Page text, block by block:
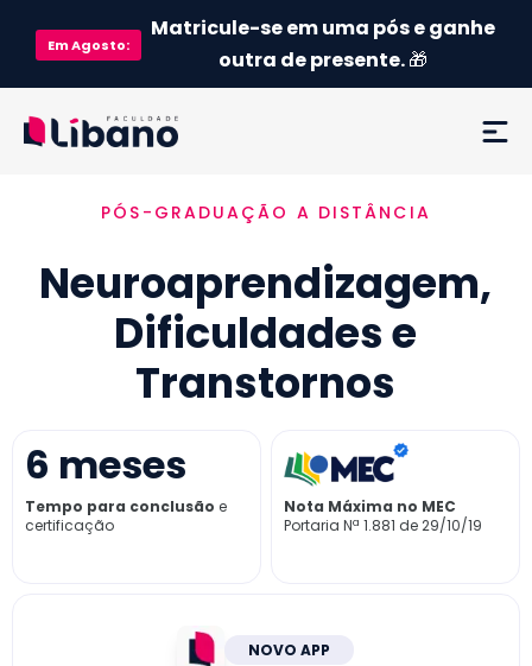
EmAgosto:
Matricule-se em uma pós e ganhe
outra de presente.🎁
Ementa
Como funciona
Credenciamento MEC
Já sou aluno
PÓS-GRADUAÇÃO A DISTÂNCIA
Neuroaprendizagem,
Dificuldades e
Transtornos
6 meses
Tempo para conclusão e
certificação
Nota Máxima no MEC
Portaria Nª 1.881 de 29/10/19
NOVO APP